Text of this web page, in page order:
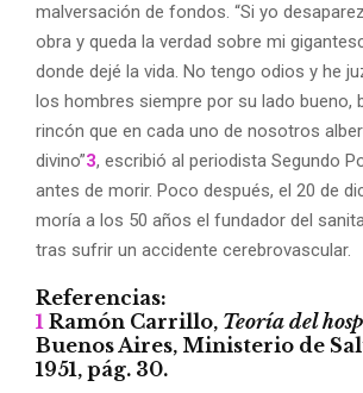
malversación de fondos. “Si yo
obra y queda la verdad sobre mi
donde dejé la vida. No tengo odios y he
los hombres siempre por su lado bueno,
rincón que en cada uno de nosotros
divino”3, escribió al periodista Segundo
antes de morir. Poco después, el 20 de
moría a los 50 años el fundador del
tras sufrir un accidente cerebrovascular.
Referencias:
1 Ramón Carrillo, Teoría del
Buenos Aires, Ministerio de
1951, pág. 30.